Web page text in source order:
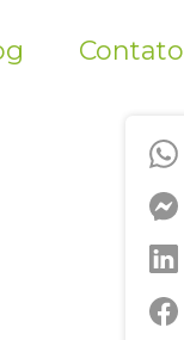
Contato